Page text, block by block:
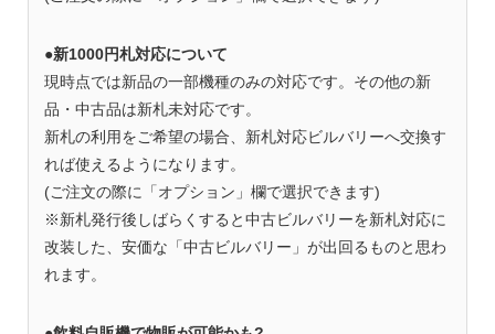
●新1000円札対応について
現時点では新品の一部機種のみの対応です。その他の新
品・中古品は新札未対応です。
新札の利用をご希望の場合、新札対応ビルバリーへ交換す
れば使えるようになります。
(ご注文の際に「オプション」欄で選択できます)
※新札発行後しばらくすると中古ビルバリーを新札対応に
改装した、安価な「中古ビルバリー」が出回るものと思わ
れます。